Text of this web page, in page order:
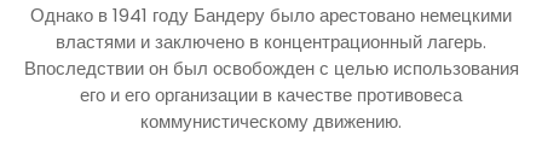
Однако в 1941 году Бандеру было арестовано немецкими
властями и заключено в концентрационный лагерь.
Впоследствии он был освобожден с целью использования
его и его организации в качестве противовеса
коммунистическому движению.